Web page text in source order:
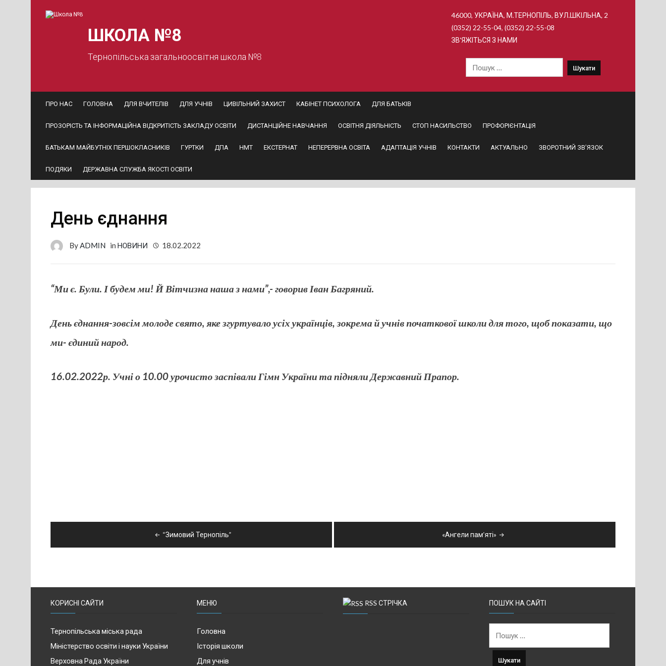
content
ШКОЛА №8
Тернопільська загальноосвітня школа №8
46000, УКРАЇНА, М.ТЕРНОПІЛЬ, ВУЛ.ШКІЛЬНА, 2
(0352) 22-55-04, (0352) 22-55-08
ЗВ'ЯЖІТЬСЯ З НАМИ
ПРО НАС ГОЛОВНА ДЛЯ ВЧИТЕЛІВ ДЛЯ УЧНІВ ЦИВІЛЬНИЙ ЗАХИСТ КАБІНЕТ ПСИХОЛОГА ДЛЯ БАТЬКІВ
ПРОЗОРІСТЬ ТА ІНФОРМАЦІЙНА ВІДКРИТІСТЬ ЗАКЛАДУ ОСВІТИ ДИСТАНЦІЙНЕ НАВЧАННЯ ОСВІТНЯ ДІЯЛЬНІСТЬ СТОП НАСИЛЬСТВО ПРОФОРІЄНТАЦІЯ
БАТЬКАМ МАЙБУТНІХ ПЕРШОКЛАСНИКІВ ГУРТКИ ДПА НМТ ЕКСТЕРНАТ НЕПЕРЕРВНА ОСВІТА АДАПТАЦІЯ УЧНІВ КОНТАКТИ АКТУАЛЬНО ЗВОРОТНИЙ ЗВ’ЯЗОК
ПОДЯКИ ДЕРЖАВНА СЛУЖБА ЯКОСТІ ОСВІТИ
День єднання
ByADMIN in НОВИНИ 18.02.2022
“Ми є. Були. І будем ми! Й Вітчизна наша з нами”,- говорив Іван Багряний.
День єднання-зовсім молоде свято, яке згуртувало усіх українців, зокрема й учнів початкової школи для того, щоб показати, що
ми- єдиний народ.
16.02.2022р. Учні о 10.00 урочисто заспівали Гімн України та підняли Державний Прапор.
“Зимовий Тернопіль” «Ангели пам’яті»
КОРИСНІ САЙТИ
Тернопільська міська рада
Міністерство освіти і науки України
Верховна Рада України
МЕНЮ
Головна
Історія школи
Для учнів
RSS СТРІЧКА ПОШУК НА САЙТІ